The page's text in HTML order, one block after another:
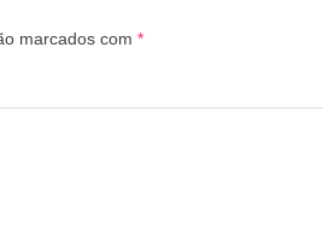
marcados com *